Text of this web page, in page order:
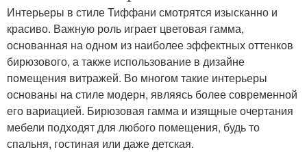
Интерьеры в стиле Тиффани смотрятся изысканно и
красиво. Важную роль играет цветовая гамма,
основанная на одном из наиболее эффектных оттенков
бирюзового, а также использование в дизайне
помещения витражей. Во многом такие интерьеры
основаны на стиле модерн, являясь более современной
его вариацией. Бирюзовая гамма и изящные очертания
мебели подходят для любого помещения, будь то
спальня, гостиная или даже детская.